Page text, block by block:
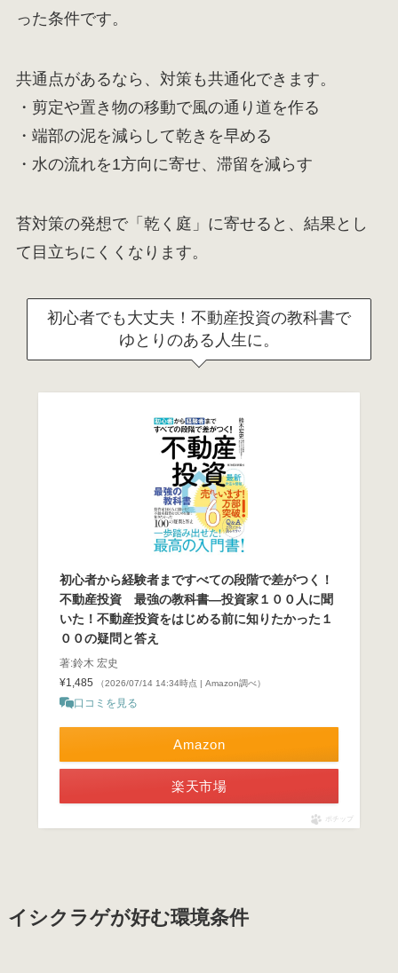
った条件です。
共通点があるなら、対策も共通化できます。
・剪定や置き物の移動で風の通り道を作る
・端部の泥を減らして乾きを早める
・水の流れを1方向に寄せ、滞留を減らす
苔対策の発想で「乾く庭」に寄せると、結果とし
て目立ちにくくなります。
初心者でも大丈夫！不動産投資の教科書で
ゆとりのある人生に。
初心者から経験者まですべての段階で差がつく！
不動産投資 最強の教科書―投資家１００人に聞
いた！不動産投資をはじめる前に知りたかった１
００の疑問と答え
著:鈴木 宏史
¥1,485
（2026/07/14 14:34時点 | Amazon調べ）
口コミを見る
Amazon
楽天市場
ポチップ
イシクラゲが好む環境条件